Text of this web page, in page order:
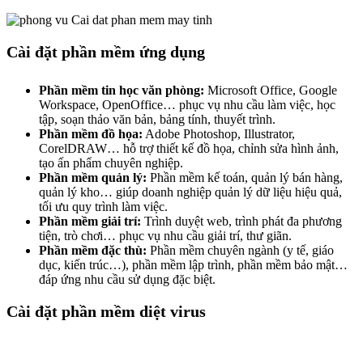
Cài đặt phần mềm ứng dụng
Phần mềm tin học văn phòng: Microsoft Office, Google
Workspace, OpenOffice… phục vụ nhu cầu làm việc, học
tập, soạn thảo văn bản, bảng tính, thuyết trình.
Phần mềm đồ họa: Adobe Photoshop, Illustrator,
CorelDRAW… hỗ trợ thiết kế đồ họa, chỉnh sửa hình ảnh,
tạo ấn phẩm chuyên nghiệp.
Phần mềm quản lý: Phần mềm kế toán, quản lý bán hàng,
quản lý kho… giúp doanh nghiệp quản lý dữ liệu hiệu quả,
tối ưu quy trình làm việc.
Phần mềm giải trí: Trình duyệt web, trình phát đa phương
tiện, trò chơi… phục vụ nhu cầu giải trí, thư giãn.
Phần mềm đặc thù: Phần mềm chuyên ngành (y tế, giáo
dục, kiến trúc…), phần mềm lập trình, phần mềm bảo mật…
đáp ứng nhu cầu sử dụng đặc biệt.
Cài đặt phần mềm diệt virus